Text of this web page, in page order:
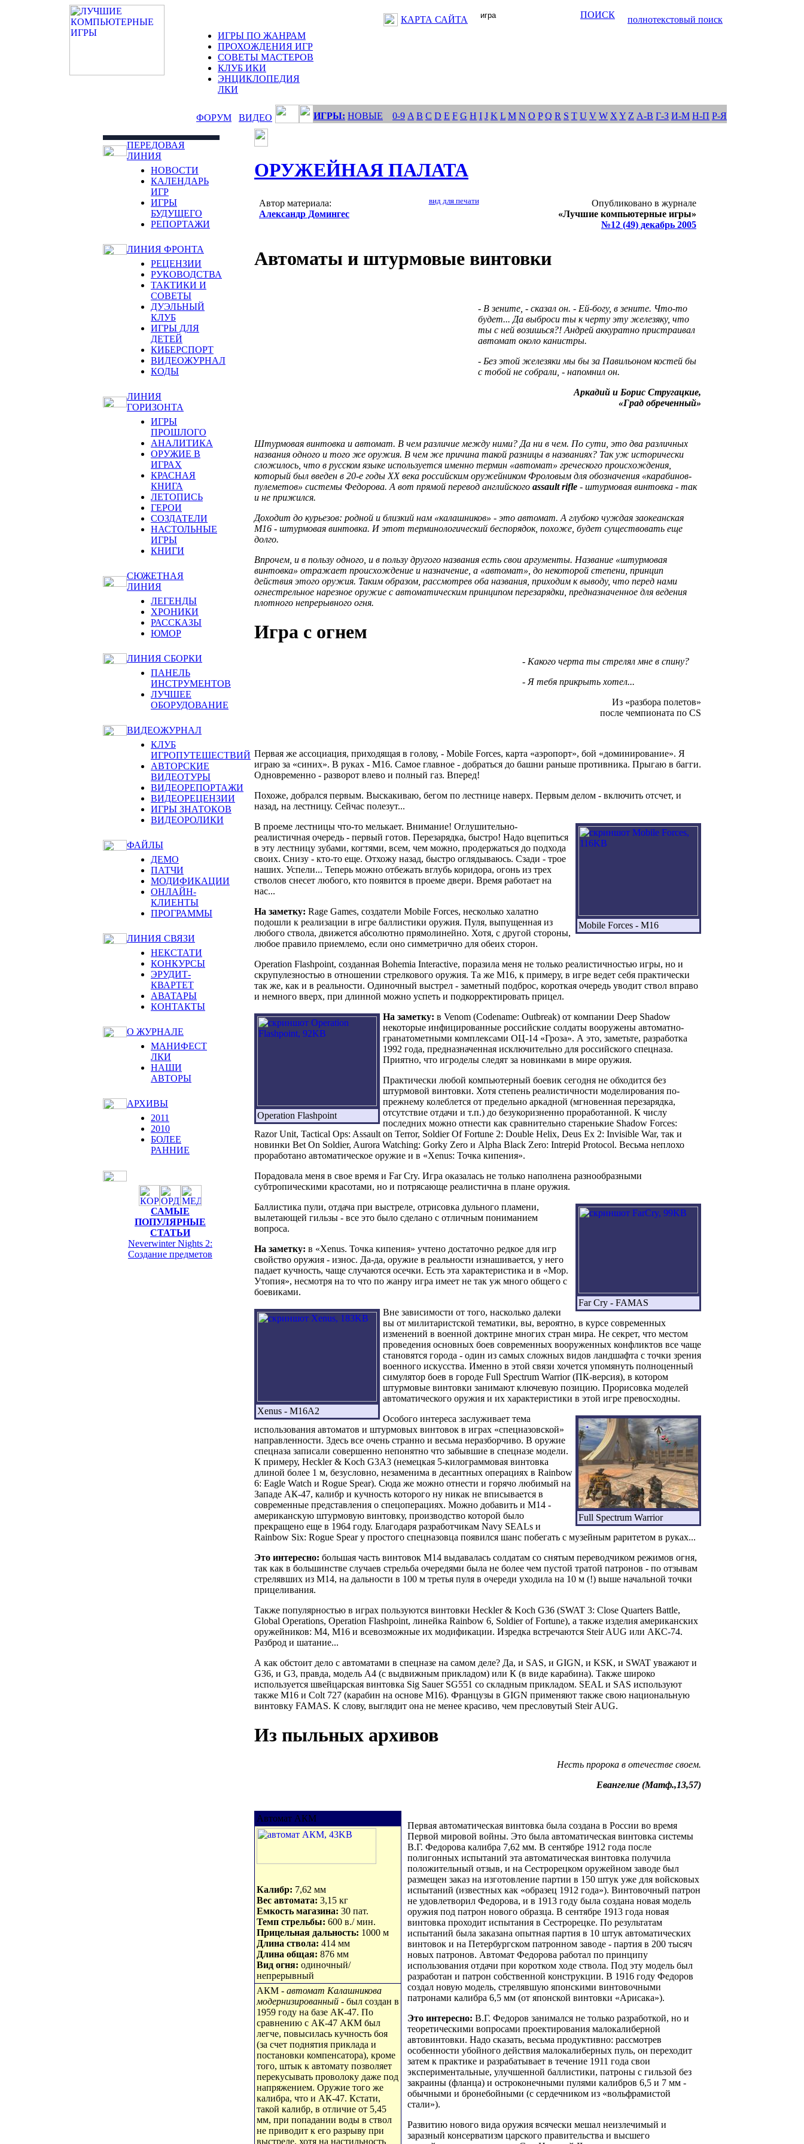
КАРТА САЙТА ПОИСК
полнотекстовый поиск
ИГРЫ ПО ЖАНРАМ
ПРОХОЖДЕНИЯ ИГР
СОВЕТЫ МАСТЕРОВ
КЛУБ ИКИ
ЭНЦИКЛОПЕДИЯ
ЛКИ
ФОРУМ ВИДЕО ИГРЫ: НОВЫЕ 0-9 A B C D E F G H I J K L M N O P Q R S T U V W X Y Z А-В Г-З И-М Н-П Р-Я
ПЕРЕДОВАЯ
ЛИНИЯ
НОВОСТИ
КАЛЕНДАРЬ
ИГР
ИГРЫ
БУДУЩЕГО
РЕПОРТАЖИ
ЛИНИЯ ФРОНТА
РЕЦЕНЗИИ
РУКОВОДСТВА
ТАКТИКИ И
СОВЕТЫ
ДУЭЛЬНЫЙ
КЛУБ
ИГРЫ ДЛЯ
ДЕТЕЙ
КИБЕРСПОРТ
ВИДЕОЖУРНАЛ
КОДЫ
ЛИНИЯ
ГОРИЗОНТА
ИГРЫ
ПРОШЛОГО
АНАЛИТИКА
ОРУЖИЕ В
ИГРАХ
КРАСНАЯ
КНИГА
ЛЕТОПИСЬ
ГЕРОИ
СОЗДАТЕЛИ
НАСТОЛЬНЫЕ
ИГРЫ
КНИГИ
СЮЖЕТНАЯ
ЛИНИЯ
ЛЕГЕНДЫ
ХРОНИКИ
РАССКАЗЫ
ЮМОР
ЛИНИЯ СБОРКИ
ПАНЕЛЬ
ИНСТРУМЕНТОВ
ЛУЧШЕЕ
ОБОРУДОВАНИЕ
ВИДЕОЖУРНАЛ
КЛУБ
ИГРОПУТЕШЕСТВИЙ
АВТОРСКИЕ
ВИДЕОТУРЫ
ВИДЕОРЕПОРТАЖИ
ВИДЕОРЕЦЕНЗИИ
ИГРЫ ЗНАТОКОВ
ВИДЕОРОЛИКИ
ФАЙЛЫ
ДЕМО
ПАТЧИ
МОДИФИКАЦИИ
ОНЛАЙН-
КЛИЕНТЫ
ПРОГРАММЫ
ЛИНИЯ СВЯЗИ
НЕКСТАТИ
КОНКУРСЫ
ЭРУДИТ-
КВАРТЕТ
АВАТАРЫ
КОНТАКТЫ
О ЖУРНАЛЕ
МАНИФЕСТ
ЛКИ
НАШИ
АВТОРЫ
АРХИВЫ
2011
2010
БОЛЕЕ
РАННИЕ
САМЫЕ
ПОПУЛЯРНЫЕ
СТАТЬИ
Neverwinter Nights 2:
Cоздание предметов
ОРУЖЕЙНАЯ ПАЛАТА
Автор материала:
Александр Домингес
Опубликовано в журнале
«Лучшие компьютерные игры»
№12 (49) декабрь 2005
вид для печати
Автоматы и штурмовые винтовки
- В зените, - сказал он. - Ей-богу, в зените. Что-то
будет... Да выброси ты к черту эту железяку, что
ты с ней возишься?! Андрей аккуратно пристраивал
автомат около канистры.
- Без этой железяки мы бы за Павильоном костей бы
с тобой не собрали, - напомнил он.
Аркадий и Борис Стругацкие,
«Град обреченный»
Штурмовая винтовка и автомат. В чем различие между ними? Да ни в чем. По сути, это два различных
названия одного и того же оружия. В чем же причина такой разницы в названиях? Так уж исторически
сложилось, что в русском языке используется именно термин «автомат» греческого происхождения,
который был введен в 20-е годы ХХ века российским оружейником Фроловым для обозначения «карабинов-
пулеметов» системы Федорова. А вот прямой перевод английского assault rifle - штурмовая винтовка - так
и не прижился.
Доходит до курьезов: родной и близкий нам «калашников» - это автомат. А глубоко чуждая заокеанская
М16 - штурмовая винтовка. И этот терминологический беспорядок, похоже, будет существовать еще
долго.
Впрочем, и в пользу одного, и в пользу другого названия есть свои аргументы. Название «штурмовая
винтовка» отражает происхождение и назначение, а «автомат», до некоторой степени, принцип
действия этого оружия. Таким образом, рассмотрев оба названия, приходим к выводу, что перед нами
огнестрельное нарезное оружие с автоматическим принципом перезарядки, предназначенное для ведения
плотного непрерывного огня.
Игра с огнем
- Какого черта ты стрелял мне в спину?
- Я тебя прикрыть хотел...
Из «разбора полетов»
после чемпионата по CS
Первая же ассоциация, приходящая в голову, - Mobile Forces, карта «аэропорт», бой «доминирование». Я
играю за «синих». В руках - М16. Самое главное - добраться до башни раньше противника. Прыгаю в багги.
Одновременно - разворот влево и полный газ. Вперед!
Похоже, добрался первым. Выскакиваю, бегом по лестнице наверх. Первым делом - включить отсчет, и
назад, на лестницу. Сейчас полезут...
Mobile Forces - M16
В проеме лестницы что-то мелькает. Внимание! Оглушительно-
реалистичная очередь - первый готов. Перезарядка, быстро! Надо вцепиться
в эту лестницу зубами, когтями, всем, чем можно, продержаться до подхода
своих. Снизу - кто-то еще. Отхожу назад, быстро оглядываюсь. Сзади - трое
наших. Успели... Теперь можно отбежать вглубь коридора, огонь из трех
стволов снесет любого, кто появится в проеме двери. Время работает на
нас...
На заметку: Rage Games, создатели Mobile Forces, несколько халатно
подошли к реализации в игре баллистики оружия. Пуля, выпущенная из
любого ствола, движется абсолютно прямолинейно. Хотя, с другой стороны,
любое правило приемлемо, если оно симметрично для обеих сторон.
Operation Flashpoint, созданная Bohemia Interactive, поразила меня не только реалистичностью игры, но и
скрупулезностью в отношении стрелкового оружия. Та же М16, к примеру, в игре ведет себя практически
так же, как и в реальности. Одиночный выстрел - заметный подброс, короткая очередь уводит ствол вправо
и немного вверх, при длинной можно успеть и подкорректировать прицел.
Operation Flashpoint
На заметку: в Venom (Codename: Outbreak) от компании Deep Shadow
некоторые инфицированные российские солдаты вооружены автоматно-
гранатометными комплексами ОЦ-14 «Гроза». А это, заметьте, разработка
1992 года, предназначенная исключительно для российского спецназа.
Приятно, что игроделы следят за новинками в мире оружия.
Практически любой компьютерный боевик сегодня не обходится без
штурмовой винтовки. Хотя степень реалистичности моделирования по-
прежнему колеблется от предельно аркадной (мгновенная перезарядка,
отсутствие отдачи и т.п.) до безукоризненно проработанной. К числу
последних можно отнести как сравнительно старенькие Shadow Forces:
Razor Unit, Tactical Ops: Assault on Terror, Soldier Of Fortune 2: Double Helix, Deus Ex 2: Invisible War, так и
новинки Bet On Soldier, Aurora Watching: Gorky Zero и Alpha Black Zero: Intrepid Protocol. Весьма неплохо
проработано автоматическое оружие и в «Xenus: Точка кипения».
Порадовала меня в свое время и Far Cry. Игра оказалась не только наполнена разнообразными
субтропическими красотами, но и потрясающе реалистична в плане оружия.
Far Cry - FAMAS
Баллистика пули, отдача при выстреле, отрисовка дульного пламени,
вылетающей гильзы - все это было сделано с отличным пониманием
вопроса.
На заметку: в «Xenus. Точка кипения» учтено достаточно редкое для игр
свойство оружия - износ. Да-да, оружие в реальности изнашивается, у него
падает кучность, чаще случаются осечки. Есть эта характеристика и в «Мор.
Утопия», несмотря на то что по жанру игра имеет не так уж много общего с
боевиками.
Xenus - M16A2
Вне зависимости от того, насколько далеки
вы от милитаристской тематики, вы, вероятно, в курсе современных
изменений в военной доктрине многих стран мира. Не секрет, что местом
проведения основных боев современных вооруженных конфликтов все чаще
становятся города - один из самых сложных видов ландшафта с точки зрения
военного искусства. Именно в этой связи хочется упомянуть полноценный
симулятор боев в городе Full Spectrum Warrior (ПК-версия), в котором
штурмовые винтовки занимают ключевую позицию. Прорисовка моделей
автоматического оружия и их характеристики в этой игре превосходны.
Full Spectrum Warrior
Особого интереса заслуживает тема
использования автоматов и штурмовых винтовок в играх «спецназовской»
направленности. Здесь все очень странно и весьма неразборчиво. В оружие
спецназа записали совершенно непонятно что забывшие в спецназе модели.
К примеру, Heckler & Koch G3A3 (немецкая 5-килограммовая винтовка
длиной более 1 м, безусловно, незаменима в десантных операциях в Rainbow
6: Eagle Watch и Rogue Spear). Сюда же можно отнести и горячо любимый на
Западе АК-47, калибр и кучность которого ну никак не вписывается в
современные представления о спецоперациях. Можно добавить и M14 -
американскую штурмовую винтовку, производство которой было
прекращено еще в 1964 году. Благодаря разработчикам Navy SEALs и
Rainbow Six: Rogue Spear у простого спецназовца появился шанс побегать с музейным раритетом в руках...
Это интересно: большая часть винтовок М14 выдавалась солдатам со снятым переводчиком режимов огня,
так как в большинстве случаев стрельба очередями была не более чем пустой тратой патронов - по отзывам
стрелявших из М14, на дальности в 100 м третья пуля в очереди уходила на 10 м (!) выше начальной точки
прицеливания.
Также популярностью в играх пользуются винтовки Heckler & Koch G36 (SWAT 3: Close Quarters Battle,
Global Operations, Operation Flashpoint, линейка Rainbow 6, Soldier of Fortune), а также изделия американских
оружейников: М4, М16 и всевозможные их модификации. Изредка встречаются Steir AUG или АКС-74.
Разброд и шатание...
А как обстоит дело с автоматами в спецназе на самом деле? Да, и SAS, и GIGN, и KSK, и SWAT уважают и
G36, и G3, правда, модель А4 (с выдвижным прикладом) или К (в виде карабина). Также широко
используется швейцарская винтовка Sig Sauer SG551 со складным прикладом. SEAL и SAS используют
также М16 и Colt 727 (карабин на основе М16). Французы в GIGN применяют также свою национальную
винтовку FAMAS. К слову, выглядит она не менее красиво, чем пресловутый Steir AUG.
Из пыльных архивов
Несть пророка в отечестве своем.
Евангелие (Матф.,13,57)
Автомат АКМ
Калибр: 7,62 мм
Вес автомата: 3,15 кг
Емкость магазина: 30 пат.
Темп стрельбы: 600 в./ мин.
Прицельная дальность: 1000 м
Длина ствола: 414 мм
Длина общая: 876 мм
Вид огня: одиночный/
непрерывный
АКМ - автомат Калашникова
модернизированный - был создан в
1959 году на базе АК-47. По
сравнению с АК-47 АКМ был
легче, повысилась кучность боя
(за счет поднятия приклада и
постановки компенсатора), кроме
того, штык к автомату позволяет
перекусывать проволоку даже под
напряжением. Оружие того же
калибра, что и АК-47. Кстати,
такой калибр, в отличие от 5,45
мм, при попадании воды в ствол
не приводит к его разрыву при
выстреле, хотя на настильность
Первая автоматическая винтовка была создана в России во время
Первой мировой войны. Это была автоматическая винтовка системы
В.Г. Федорова калибра 7,62 мм. В сентябре 1912 года после
полигонных испытаний эта автоматическая винтовка получила
положительный отзыв, и на Сестрорецком оружейном заводе был
размещен заказ на изготовление партии в 150 штук уже для войсковых
испытаний (известных как «образец 1912 года»). Винтовочный патрон
не удовлетворил Федорова, и в 1913 году была создана новая модель
оружия под патрон нового образца. В сентябре 1913 года новая
винтовка проходит испытания в Сестрорецке. По результатам
испытаний была заказана опытная партия в 10 штук автоматических
винтовок и на Петербургском патронном заводе - партия в 200 тысяч
новых патронов. Автомат Федорова работал по принципу
использования отдачи при коротком ходе ствола. Под эту модель был
разработан и патрон собственной конструкции. В 1916 году Федоров
создал новую модель, стрелявшую японскими винтовочными
патронами калибра 6,5 мм (от японской винтовки «Арисака»).
Это интересно: В.Г. Федоров занимался не только разработкой, но и
теоретическими вопросами проектирования малокалиберной
автовинтовки. Надо сказать, весьма продуктивно: рассмотрев
особенности убойного действия малокалиберных пуль, он переходит
затем к практике и разрабатывает в течение 1911 года свои
экспериментальные, улучшенной баллистики, патроны с гильзой без
закраины (фланца) и остроконечными пулями калибров 6,5 и 7 мм -
обычными и бронебойными (с сердечником из «вольфрамистой
стали»).
Развитию нового вида оружия всячески мешал неизлечимый и
заразный консерватизм царского правительства и высшего